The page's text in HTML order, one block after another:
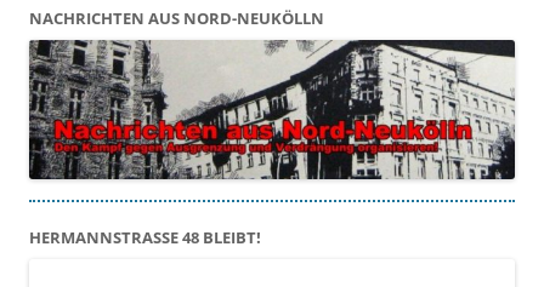
NACHRICHTEN AUS NORD-NEUKÖLLN
HERMANNSTRASSE 48 BLEIBT!